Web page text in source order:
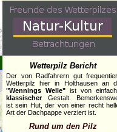
Wetterpilz Bericht
Der von Radfahrern gut
Wetterpilz hier in Holthausen an
"Wennings Welle" ist von
klassischerGestalt.
ist sein Hut, der von einer recht
Art der Dachpappe verziert ist.
Rund um den Pilz